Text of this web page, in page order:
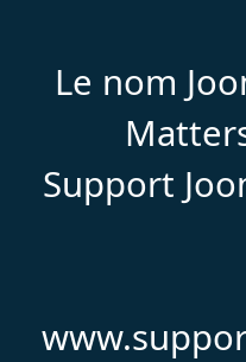
Le nom
Support